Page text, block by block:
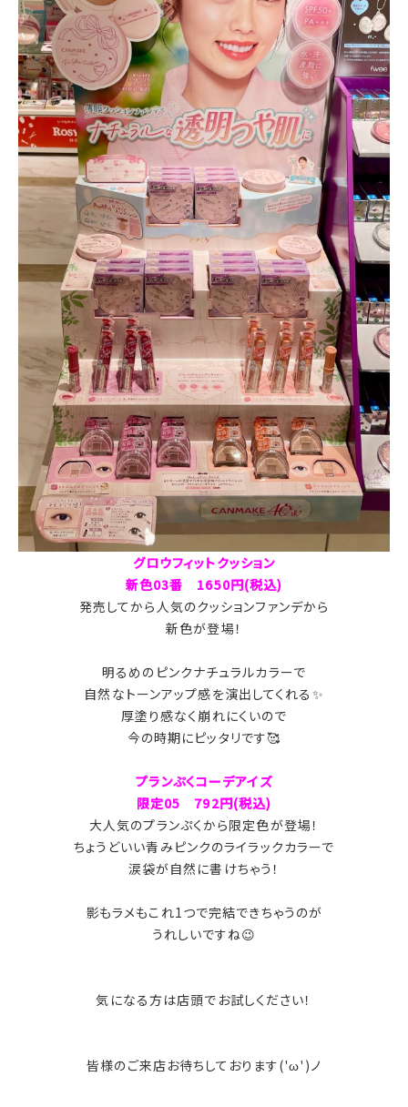
グロウフィットクッション
新色03番 1650円(税込)
発売してから人気のクッションファンデから
新色が登場！
明るめのピンクナチュラルカラーで
自然なトーンアップ感を演出してくれる✨
厚塗り感なく崩れにくいので
今の時期にピッタリです🥰
プランぷくコーデアイズ
限定05 792円(税込)
大人気のプランぷくから限定色が登場！
ちょうどいい青みピンクのライラックカラーで
涙袋が自然に書けちゃう！
影もラメもこれ1つで完結できちゃうのが
うれしいですね😉
気になる方は店頭でお試しください！
皆様のご来店お待ちしております('ω')ノ